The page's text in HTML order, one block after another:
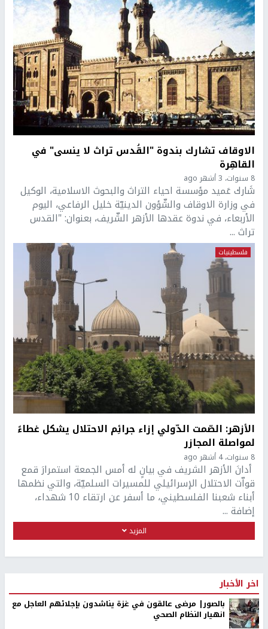
الاوقاف تشارك بندوة "القُدس تراث لا ينسى" في
القاهِرة
8 سنوات، 3 أشهر ago
شَارك عَميد مؤسسة احياء التراث والبحوث الاسلامية، الوكيل
في وزارة الاوقاف والشّؤون الدينيّة خليل الرفاعي، اليوم
الأربعاء، في ندوة عقدها الأزهر الشّريف، بعنوان: "القدس
تراث ...
فلسطينيات
الأزهر: الصّمت الدّولي إزاء جرائِم الاحتلال يشكل غطاءً
لمواصلة المجازر
8 سنوات، 4 أشهر ago
أدانَ الأزهر الشريف في بيانٍ له أمس الجمعة استمرارَ قمع
قواّت الاحتلال الإسرائيلي للمسيرات السلميّة، والتي نظمها
أبناء شعبنا الفلسطيني، ما أسفر عن ارتقاء 10 شهداء،
إضافة ...
المزيد
اخر الأخبار
بالصور| مرضى عالقون في غزة يناشدون بإجلائهم العاجل مع
انهيار النظام الصحي